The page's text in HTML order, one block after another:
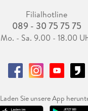
Filialhotline
089 - 30 75 75 75
Mo. - Sa. 9.00 - 18.00
Laden Sie unsere App